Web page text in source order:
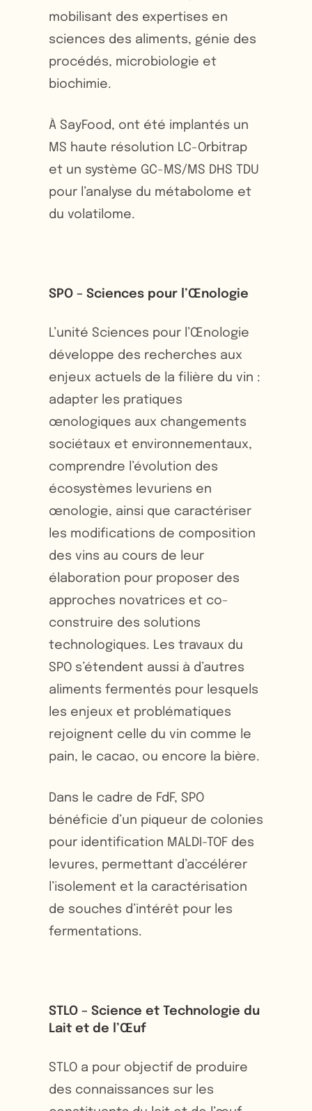
mobilisant des expertises en
sciences des aliments, génie des
procédés, microbiologie et
biochimie.
À SayFood, ont été implantés un
MS haute résolution LC-Orbitrap
et un système GC-MS/MS DHS TDU
pour l’analyse du métabolome et
du volatilome.
SPO – Sciences pour l’Œnologie
L’unité Sciences pour l’Œnologie
développe des recherches aux
enjeux actuels de la filière du vin :
adapter les pratiques
œnologiques aux changements
sociétaux et environnementaux,
comprendre l’évolution des
écosystèmes levuriens en
œnologie, ainsi que caractériser
les modifications de composition
des vins au cours de leur
élaboration pour proposer des
approches novatrices et co-
construire des solutions
technologiques. Les travaux du
SPO s’étendent aussi à d’autres
aliments fermentés pour lesquels
les enjeux et problématiques
rejoignent celle du vin comme le
pain, le cacao, ou encore la bière.
Dans le cadre de FdF, SPO
bénéficie d’un piqueur de colonies
pour identification MALDI-TOF des
levures, permettant d’accélérer
l’isolement et la caractérisation
de souches d’intérêt pour les
fermentations.
STLO – Science et Technologie du
Lait et de l’Œuf
STLO a pour objectif de produire
des connaissances sur les